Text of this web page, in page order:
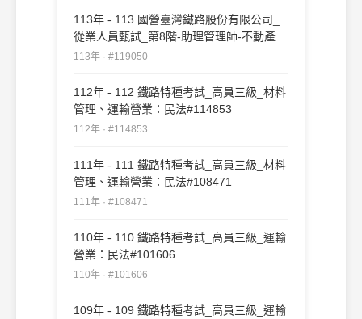
113年 - 113 國營臺灣鐵路股份有限公司_
從業人員甄試_第8階-助理管理師-不動產經
營、法務：民法#119050
113年 · #119050
112年 - 112 鐵路特種考試_高員三級_材料
管理、運輸營業：民法#114853
112年 · #114853
111年 - 111 鐵路特種考試_高員三級_材料
管理、運輸營業：民法#108471
111年 · #108471
110年 - 110 鐵路特種考試_高員三級_運輸
營業：民法#101606
110年 · #101606
109年 - 109 鐵路特種考試_高員三級_運輸